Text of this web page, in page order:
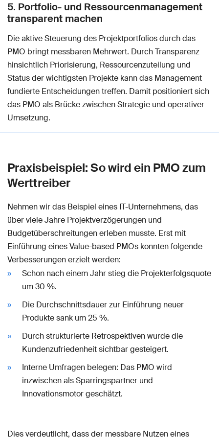
5. Portfolio- und Ressourcenmanagement
transparent machen
Die aktive Steuerung des Projektportfolios durch das
PMO bringt messbaren Mehrwert. Durch Transparenz
hinsichtlich Priorisierung, Ressourcenzuteilung und
Status der wichtigsten Projekte kann das Management
fundierte Entscheidungen treffen. Damit positioniert sich
das PMO als Brücke zwischen Strategie und operativer
Umsetzung.
Praxisbeispiel: So wird ein PMO zum
Werttreiber
Nehmen wir das Beispiel eines IT-Unternehmens, das
über viele Jahre Projektverzögerungen und
Budgetüberschreitungen erleben musste. Erst mit
Einführung eines Value-based PMOs konnten folgende
Verbesserungen erzielt werden:
Schon nach einem Jahr stieg die Projekterfolgsquote
um 30 %.
Die Durchschnittsdauer zur Einführung neuer
Produkte sank um 25 %.
Durch strukturierte Retrospektiven wurde die
Kundenzufriedenheit sichtbar gesteigert.
Interne Umfragen belegen: Das PMO wird
inzwischen als Sparringspartner und
Innovationsmotor geschätzt.
Dies verdeutlicht, dass der messbare Nutzen eines